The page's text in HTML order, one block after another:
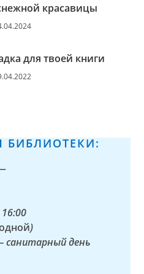
красавицы
для твоей книги
БИБЛИОТЕКИ:
)
санитарный день